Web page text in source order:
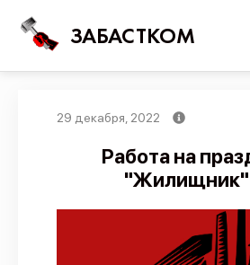
ЗАБАСТКОМ
Поиск
Новости
Карта событий
29 декабря, 2022
Работа на
"Жилищник"